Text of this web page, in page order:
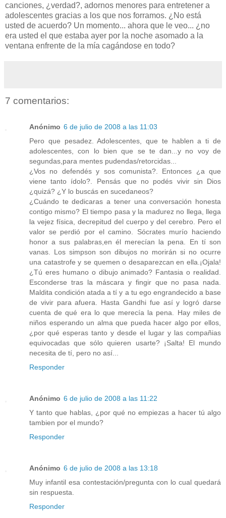
canciones, ¿verdad?, adornos menores para entretener a
adolescentes gracias a los que nos forramos. ¿No está
usted de acuerdo? Un momento... ahora que le veo... ¿no
era usted el que estaba ayer por la noche asomado a la
ventana enfrente de la mía cagándose en todo?
7 comentarios:
Anónimo 6 de julio de 2008 a las 11:03
Pero que pesadez. Adolescentes, que te hablen a ti de
adolescentes, con lo bien que se te dan...y no voy de
segundas,para mentes pudendas/retorcidas...
¿Vos no defendés y sos comunista?. Entonces ¿a que
viene tanto ídolo?. Pensás que no podés vivir sin Dios
¿quizá? ¿Y lo buscás en sucedaneos?
¿Cuándo te dedicaras a tener una conversación honesta
contigo mismo? El tiempo pasa y la madurez no llega, llega
la vejez física, decrepitud del cuerpo y del cerebro. Pero el
valor se perdió por el camino. Sócrates murío haciendo
honor a sus palabras,en él merecían la pena. En tí son
vanas. Los simpson son dibujos no morirán si no ocurre
una catastrofe y se quemen o desaparezcan en ella.¡Ojala!
¿Tú eres humano o dibujo animado? Fantasia o realidad.
Esconderse tras la máscara y fingir que no pasa nada.
Maldita condición atada a tí y a tu ego engrandecido a base
de vivir para afuera. Hasta Gandhi fue así y logró darse
cuenta de qué era lo que merecía la pena. Hay miles de
niños esperando un alma que pueda hacer algo por ellos,
¿por qué esperas tanto y desde el lugar y las compañias
equivocadas que sólo quieren usarte? ¡Salta! El mundo
necesita de tí, pero no así...
Responder
Anónimo 6 de julio de 2008 a las 11:22
Y tanto que hablas, ¿por qué no empiezas a hacer tú algo
tambien por el mundo?
Responder
Anónimo 6 de julio de 2008 a las 13:18
Muy infantil esa contestación/pregunta con lo cual quedará
sin respuesta.
Responder